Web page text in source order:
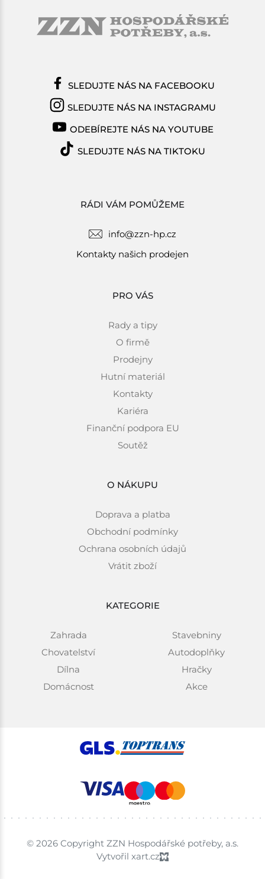
RÁDI VÁM POMŮŽEME
info@zzn-hp.cz
Kontakty našich prodejen
PRO VÁS
Rady a tipy
O firmě
Prodejny
Hutní materiál
Kontakty
Kariéra
Finanční podpora EU
Soutěž
O NÁKUPU
Doprava a platba
Obchodní podmínky
Ochrana osobních údajů
Vrátit zboží
KATEGORIE
Zahrada
Chovatelství
Dílna
Domácnost
Stavebniny
Autodoplňky
Hračky
Akce
SLEDUJTE NÁS NA FACEBOOKU
SLEDUJTE NÁS NA INSTAGRAMU
ODEBÍREJTE NÁS NA YOUTUBE
SLEDUJTE NÁS NA TIKTOKU
© 2026 Copyright ZZN Hospodářské potřeby, a.s.
Vytvořil xart.cz